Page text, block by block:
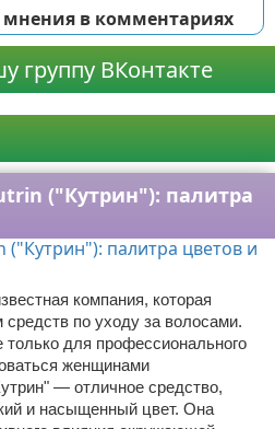
в комментариях
группу ВКонтакте
("Кутрин"): палитра
компания, которая
средств по уходу за волосами.
для профессионального
женщинами
— отличное средство,
и насыщенный цвет. Она